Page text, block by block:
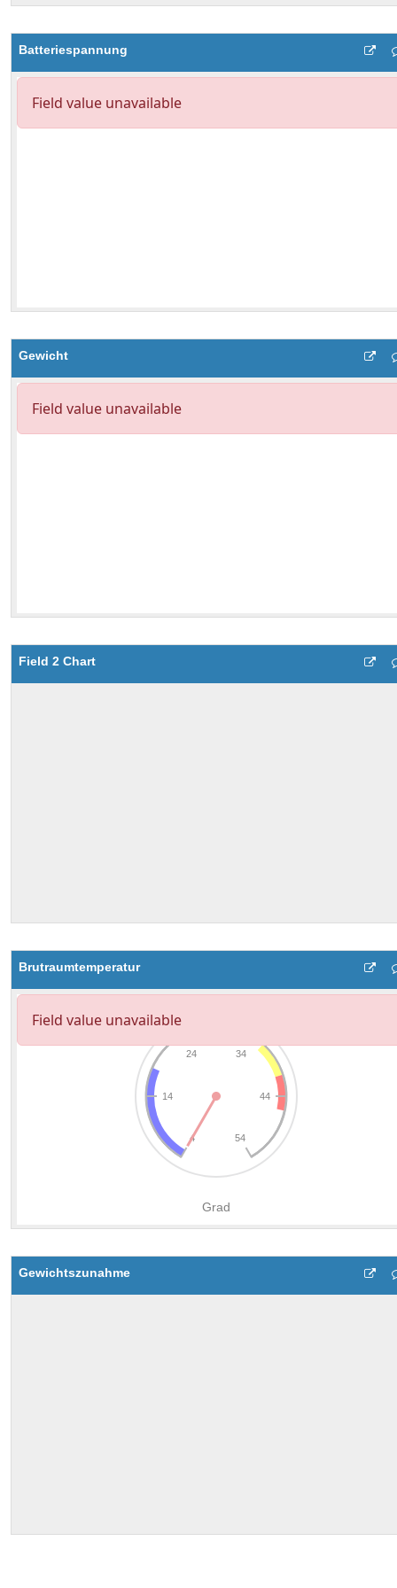
Batteriespannung
Gewicht
Field 2 Chart
Brutraumtemperatur
Gewichtszunahme